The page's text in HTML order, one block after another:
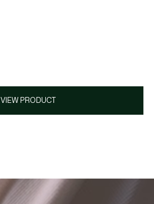
VIEW PRODUCT